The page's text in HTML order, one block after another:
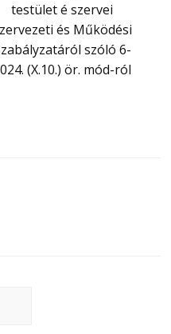
testület é szervei
és Működési
szóló 6-
(X.10.) ör. mód-ról